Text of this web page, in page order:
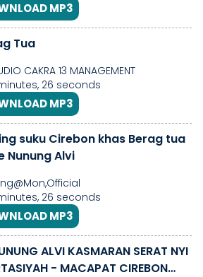
MP3
Tua
CAKRA 13 MANAGEMENT
26 seconds
MP3
suku Cirebon khas Berag tua
Nunung Alvi
26 seconds
MP3
ALVI KASMARAN SERAT NYI
- MACAPAT CIREBON